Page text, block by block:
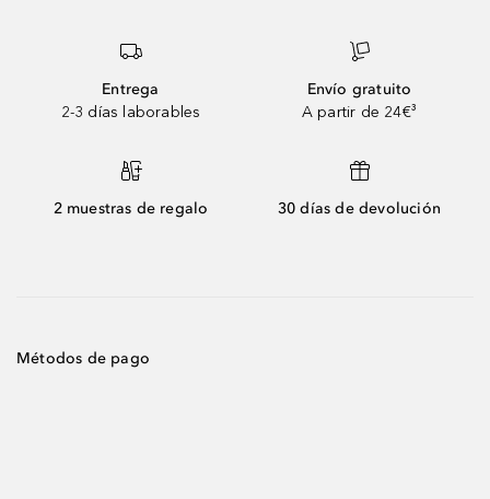
Entrega
2-3 días laborables
Envío gratuito
A partir de 24€³
2 muestras de regalo 30 días de devolución
Métodos de pago